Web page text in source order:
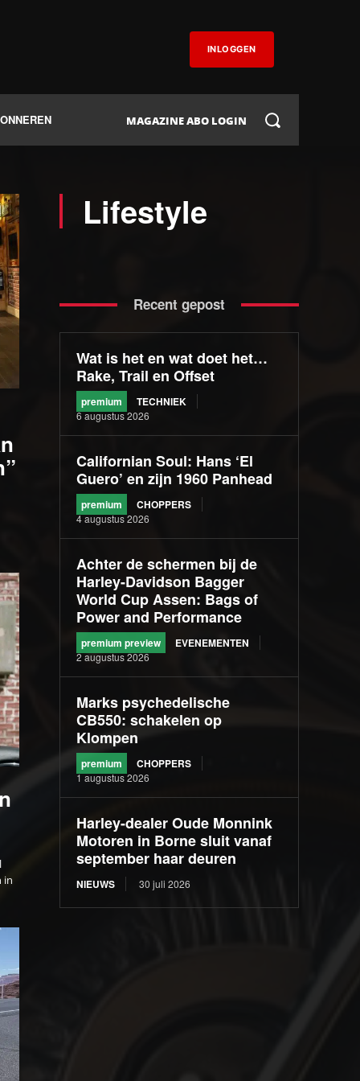
INLOGGEN
MAGAZINE ABO LOGIN
in
Lifestyle
Recent gepost
Wat is het en wat doet het…
Rake, Trail en Offset
premium TECHNIEK
6 augustus 2026
Californian Soul: Hans ‘El
Guero’ en zijn 1960 Panhead
premium CHOPPERS
4 augustus 2026
Achter de schermen bij de
Harley-Davidson Bagger
World Cup Assen: Bags of
Power and Performance
premium preview EVENEMENTEN
2 augustus 2026
Marks psychedelische
CB550: schakelen op
Klompen
premium CHOPPERS
1 augustus 2026
Harley-dealer Oude Monnink
Motoren in Borne sluit vanaf
september haar deuren
NIEUWS 30 juli 2026